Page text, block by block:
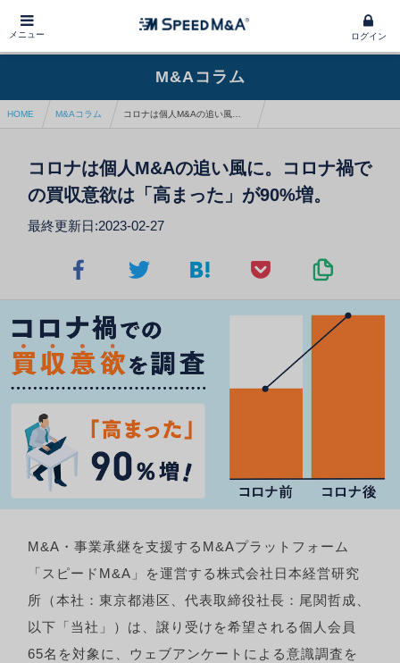
メニュー ログイン
M&Aコラム
HOME M&Aコラム
コロナは個人M&Aの追い風に。コロナ禍で
の買収意欲は「高まった」が90%増。
最終更新日:2023-02-27
M&A・事業承継を支援するM&Aプラットフォーム
「スピードM&A」を運営する株式会社日本経営研究
所（本社：東京都港区、代表取締役社長：尾関哲成、
以下「当社」）は、譲り受けを希望される個人会員
65名を対象に、ウェブアンケートによる意識調査を